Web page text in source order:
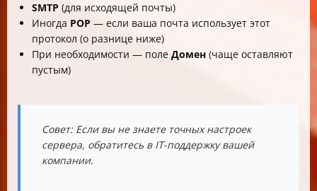
SMTP (для исходящей почты)
Иногда POP — если ваша почта использует этот
протокол (о разнице ниже)
При необходимости — поле Домен (чаще оставляют
пустым)
Совет: Если вы не знаете точных настроек
сервера, обратитесь в IT-поддержку вашей
компании.